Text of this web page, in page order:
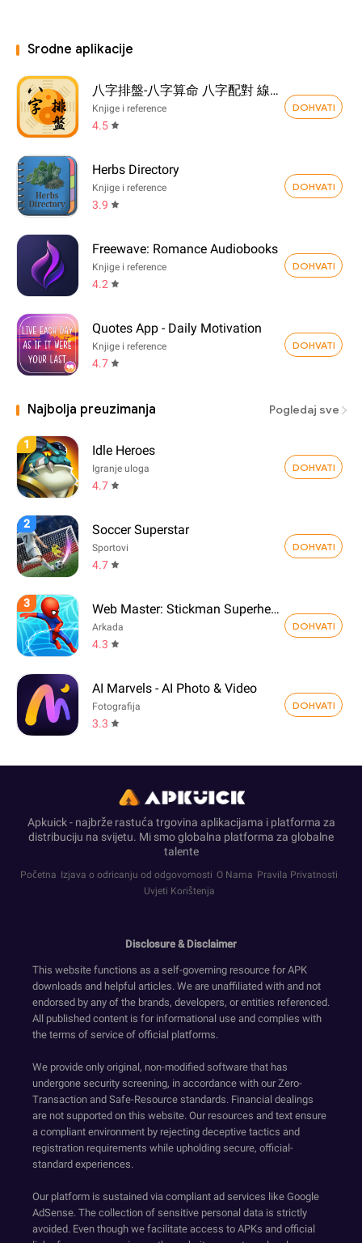
Srodne aplikacije
八字排盤-八字算命 八字配對 線上算命 生辰八字查詢
Knjige i reference
4.5
DOHVATI
Herbs Directory
Knjige i reference
3.9
DOHVATI
Freewave: Romance Audiobooks
Knjige i reference
4.2
DOHVATI
Quotes App - Daily Motivation
Knjige i reference
4.7
DOHVATI
Najbolja preuzimanja Pogledaj sve
1 Idle Heroes
Igranje uloga
4.7
DOHVATI
2 Soccer Superstar
Sportovi
4.7
DOHVATI
3 Web Master: Stickman Superhero
Arkada
4.3
DOHVATI
AI Marvels - AI Photo & Video
Fotografija
3.3
DOHVATI
Apkuick - najbrže rastuća trgovina aplikacijama i platforma za
distribuciju na svijetu. Mi smo globalna platforma za globalne
talente
Početna Izjava o odricanju od odgovornosti O Nama Pravila Privatnosti
Uvjeti Korištenja
Disclosure & Disclaimer
This website functions as a self-governing resource for APK
downloads and helpful articles. We are unaffiliated with and not
endorsed by any of the brands, developers, or entities referenced.
All published content is for informational use and complies with
the terms of service of official platforms.
We provide only original, non-modified software that has
undergone security screening, in accordance with our Zero-
Transaction and Safe-Resource standards. Financial dealings
are not supported on this website. Our resources and text ensure
a compliant environment by rejecting deceptive tactics and
registration requirements while upholding secure, official-
standard experiences.
Our platform is sustained via compliant ad services like Google
AdSense. The collection of sensitive personal data is strictly
avoided. Even though we facilitate access to APKs and official